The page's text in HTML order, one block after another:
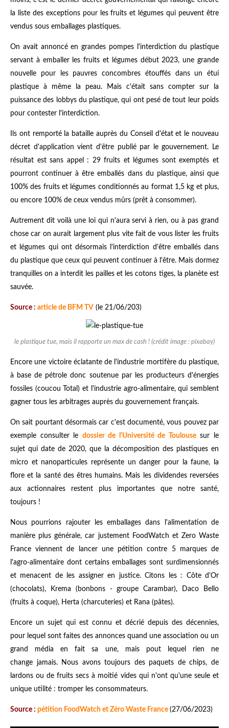
la liste des exceptions pour les fruits et légumes qui peuvent être
vendus sous emballages plastiques.
On avait annoncé en grandes pompes l'interdiction du plastique
servant à emballer les fruits et légumes début 2023, une grande
nouvelle pour les pauvres concombres étouffés dans un étui
plastique à même la peau. Mais c'était sans compter sur la
puissance des lobbys du plastique, qui ont pesé de tout leur poids
pour contester l'interdiction.
Ils ont remporté la bataille auprès du Conseil d'état et le nouveau
décret d'application vient d'être publié par le gouvernement. Le
résultat est sans appel : 29 fruits et légumes sont exemptés et
pourront continuer à être emballés dans du plastique, ainsi que
100% des fruits et légumes conditionnés au format 1,5 kg et plus,
ou encore 100% de ceux vendus mûrs (prêt à consommer).
Autrement dit voilà une loi qui n'aura servi à rien, ou à pas grand
chose car on aurait largement plus vite fait de vous lister les fruits
et légumes qui ont désormais l'interdiction d'être emballés dans
du plastique que ceux qui peuvent continuer à l'être. Mais dormez
tranquilles on a interdit les pailles et les cotons tiges, la planète est
sauvée.
Source : article de BFM TV (le 21/06/203)
le plastique tue, mais il rapporte un max de cash ! (crédit image : pixabay)
Encore une victoire éclatante de l'industrie mortifère du plastique,
à base de pétrole donc soutenue par les producteurs d'énergies
fossiles (coucou Total) et l'industrie agro-alimentaire, qui semblent
gagner tous les arbitrages auprès du gouvernement français.
On sait pourtant désormais car c'est documenté, vous pouvez par
exemple consulter le dossier de l'Université de Toulousesur le
sujet qui date de 2020, que la décomposition des plastiques en
micro et nanoparticules représente un danger pour la faune, la
flore et la santé des êtres humains. Mais les dividendes reversées
aux actionnaires restent plus importantes que notre santé,
toujours !
Nous pourrions rajouter les emballages dans l'alimentation de
manière plus générale, car justement FoodWatch et Zero Waste
France viennent de lancer une pétition contre 5 marques de
l'agro-alimentaire dont certains emballages sont surdimensionnés
et menacent de les assigner en justice. Citons les : Côte d'Or
(chocolats), Krema (bonbons - groupe Carambar), Daco Bello
(fruits à coque), Herta (charcuteries) et Rana (pâtes).
Encore un sujet qui est connu et décrié depuis des décennies,
pour lequel sont faites des annonces quand une association ou un
grand média en fait sa une, mais pout lequel rien ne
change jamais. Nous avons toujours des paquets de chips, de
lardons ou de fruits secs à moitié vides qui n'ont qu'une seule et
unique utilité : tromper les consommateurs.
Source : pétition FoodWatch et Zéro Waste France (27/06/2023)